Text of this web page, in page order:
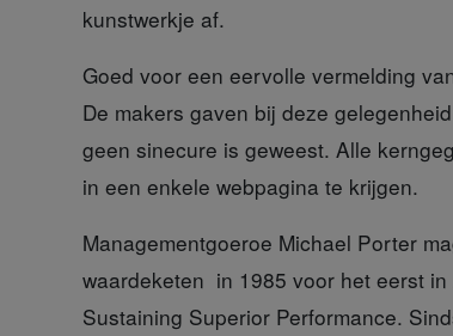
kunstwerkje af.
Goed voor een eervolle vermelding
De makers gaven bij deze
geen sinecure is geweest. Alle
in een enkele webpagina te krijgen.
Managementgoeroe Michael Porter
waardeketen in 1985 voor het eerst
Sustaining Superior Performance.